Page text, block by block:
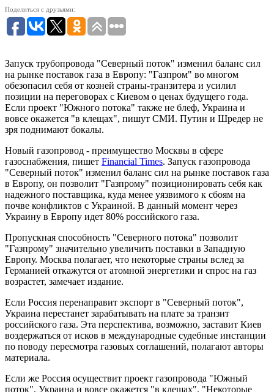
Поделиться с друзьями:
Запуск трубопровода "Северный поток" изменил баланс сил
на рынке поставок газа в Европу: "Газпром" во многом
обезопасил себя от козней страны-транзитера и усилил
позиции на переговорах с Киевом о ценах будущего года.
Если проект "Южного потока" также не блеф, Украина и
вовсе окажется "в клещах", пишут СМИ. Путин и Шредер не
зря поднимают бокалы.
Новый газопровод - преимущество Москвы в сфере
газоснабжения, пишет Financial Times. Запуск газопровода
"Северный поток" изменил баланс сил на рынке поставок газа
в Европу, он позволит "Газпрому" позиционировать себя как
надежного поставщика, куда менее уязвимого к сбоям на
почве конфликтов с Украиной. В данный момент через
Украину в Европу идет 80% российского газа.
Пропускная способность "Северного потока" позволит
"Газпрому" значительно увеличить поставки в Западную
Европу. Москва полагает, что некоторые страны вслед за
Германией откажутся от атомной энергетики и спрос на газ
возрастет, замечает издание.
Если Россия перенаправит экспорт в "Северный поток",
Украина перестанет зарабатывать на плате за транзит
российского газа. Эта перспектива, возможно, заставит Киев
воздержаться от исков в международные судебные инстанции
по поводу пересмотра газовых соглашений, полагают авторы
материала.
Если же Россия осуществит проект газопровода "Южный
поток", Украина и вовсе окажется "в клещах". "Некоторые